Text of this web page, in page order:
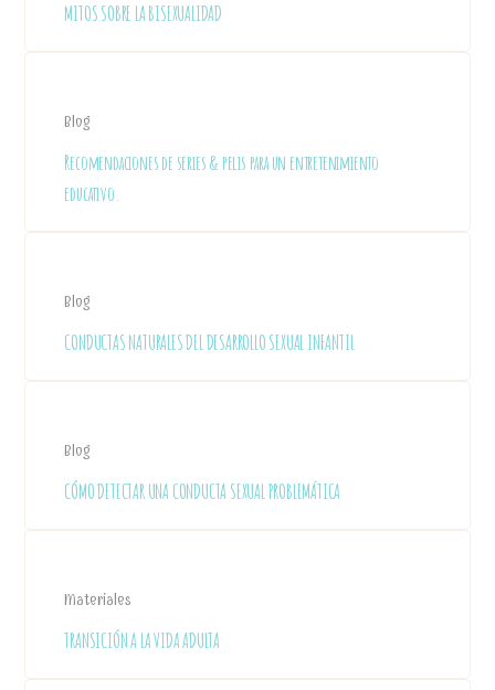
MITOS SOBRE LA BISEXUALIDAD
Blog
Recomendaciones de series & pelis para un entretenimiento
educativo.
Blog
CONDUCTAS NATURALES DEL DESARROLLO SEXUAL INFANTIL
Blog
CÓMO DETECTAR UNA CONDUCTA SEXUAL PROBLEMÁTICA
Materiales
TRANSICIÓN A LA VIDA ADULTA